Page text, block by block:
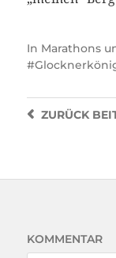
In Marathons
ZURÜCK
KOMMENTAR